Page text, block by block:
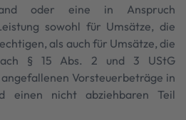
oder eine in Anspruch
sowohl für Umsätze, die
als auch für Umsätze, die
§ 15 Abs. 2 und 3 UStG
Vorsteuerbeträge in
einen nicht abziehbaren Teil